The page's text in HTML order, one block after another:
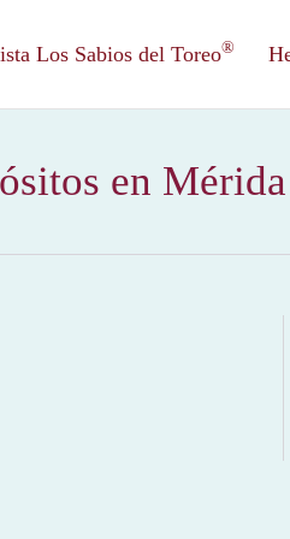
Los Sabios del Toreo®
en Mérida